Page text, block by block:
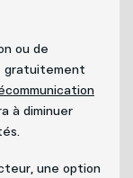
ou de
gratuitement
à diminuer
une option